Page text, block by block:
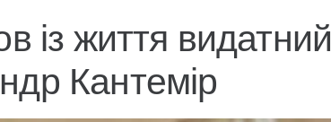
із життя видатний
Кантемір